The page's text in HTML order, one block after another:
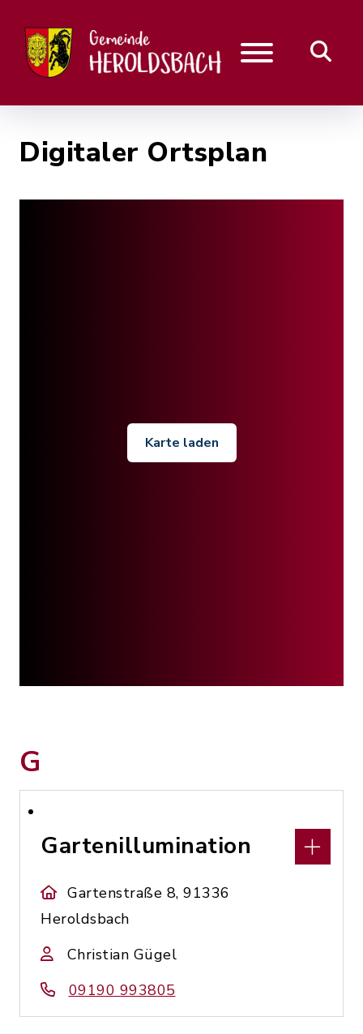
Digitaler Ortsplan
Karte laden
G
Gartenillumination
Gartenstraße 8, 91336
Heroldsbach
Christian Gügel
09190 993805